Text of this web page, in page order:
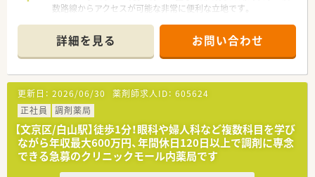
数路線からアクセスが可能な非常に便利な立地です。
応需しており、幅広い知見を養うことが可能な環境です。
■常勤薬剤師13名とパート10名の手厚い人員体制を整えてお
り、一人あたりの対応枚数は1日20枚弱と余裕があります。
【法人特徴について】
■1950年の創業以来、70年以上にわたり地域医療に貢献してき
た歴史があり、関東を中心に安定した事業展開を続けています。
■地域の方に寄り添うぬくもりある薬局づくりを掲げており、門
前クリニックの医師とも強固な信頼関係を築いている法人で
す。
■伝統を大切にしながらも自動分割機などの最新設備を積極的
に導入しており、薬剤師が本来の業務に専念できる環境がありま
詳細を見る お問い合わせ
更新日： 2026/06/30 薬剤師求人ID： 605624
正社員
調剤薬局
【文京区/白山駅】徒歩1分！眼科や婦人科など複数科目を学び
ながら年収最大600万円、年間休日120日以上で調剤に専念
できる急募のクリニックモール内薬局です